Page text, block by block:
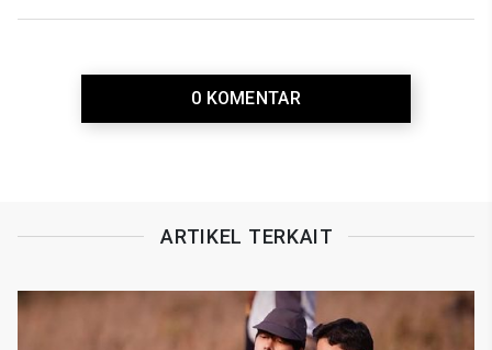
0 KOMENTAR
ARTIKEL TERKAIT